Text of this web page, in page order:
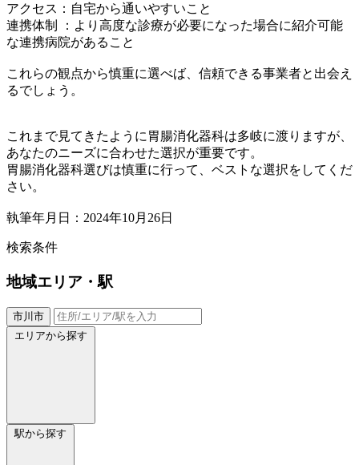
アクセス：自宅から通いやすいこと
連携体制 ：より高度な診療が必要になった場合に紹介可能
な連携病院があること
これらの観点から慎重に選べば、信頼できる事業者と出会え
るでしょう。
これまで見てきたように胃腸消化器科は多岐に渡りますが、
あなたのニーズに合わせた選択が重要です。
胃腸消化器科選びは慎重に行って、ベストな選択をしてくだ
さい。
執筆年月日：2024年10月26日
検索条件
地域エリア・駅
市川市
エリアから探す
駅から探す